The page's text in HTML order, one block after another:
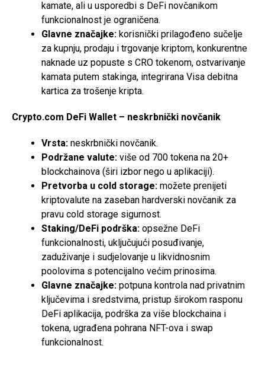
kamate, ali u usporedbi s DeFi novčanikom
funkcionalnost je ograničena.
Glavne značajke: korisnički prilagođeno sučelje
za kupnju, prodaju i trgovanje kriptom, konkurentne
naknade uz popuste s CRO tokenom, ostvarivanje
kamata putem stakinga, integrirana Visa debitna
kartica za trošenje kripta.
Crypto.com DeFi Wallet – neskrbnički novčanik
Vrsta: neskrbnički novčanik.
Podržane valute: više od 700 tokena na 20+
blockchainova (širi izbor nego u aplikaciji).
Pretvorba u cold storage: možete prenijeti
kriptovalute na zaseban hardverski novčanik za
pravu cold storage sigurnost.
Staking/DeFi podrška: opsežne DeFi
funkcionalnosti, uključujući posuđivanje,
zaduživanje i sudjelovanje u likvidnosnim
poolovima s potencijalno većim prinosima.
Glavne značajke: potpuna kontrola nad privatnim
ključevima i sredstvima, pristup širokom rasponu
DeFi aplikacija, podrška za više blockchaina i
tokena, ugrađena pohrana NFT-ova i swap
funkcionalnost.